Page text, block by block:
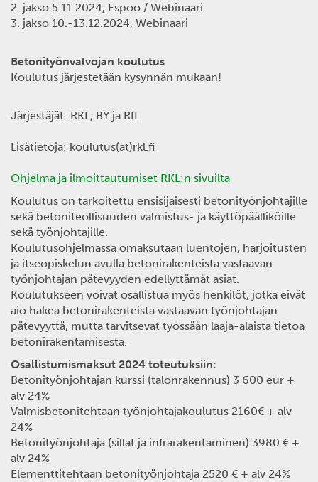
2. jakso 5.11.2024, Espoo / Webinaari
3. jakso 10.-13.12.2024, Webinaari
Betonityönvalvojan koulutus
Koulutus järjestetään kysynnän mukaan!
Järjestäjät: RKL, BY ja RIL
Lisätietoja: koulutus(at)rkl.fi
Ohjelma ja ilmoittautumiset RKL:n sivuilta
Koulutus on tarkoitettu ensisijaisesti betonityönjohtajille
sekä betoniteollisuuden valmistus- ja käyttöpäälliköille
sekä työnjohtajille.
Koulutusohjelmassa omaksutaan luentojen, harjoitusten
ja itseopiskelun avulla betonirakenteista vastaavan
työnjohtajan pätevyyden edellyttämät asiat.
Koulutukseen voivat osallistua myös henkilöt, jotka eivät
aio hakea betonirakenteista vastaavan työnjohtajan
pätevyyttä, mutta tarvitsevat työssään laaja-alaista tietoa
betonirakentamisesta.
Osallistumismaksut 2024 toteutuksiin:
Betonityönjohtajan kurssi (talonrakennus) 3 600 eur +
alv 24%
Valmisbetonitehtaan työnjohtajakoulutus 2160€ + alv
24%
Betonityönjohtaja (sillat ja infrarakentaminen) 3980 € +
alv 24%
Elementtitehtaan betonityönjohtaja 2520 € + alv 24%